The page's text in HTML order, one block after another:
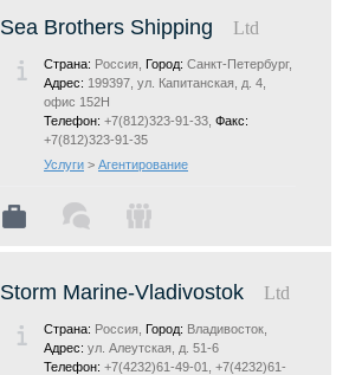
Sea Brothers Shipping Ltd
Страна: Россия, Город: Санкт-Петербург,
Адрес: 199397, ул. Капитанская, д. 4,
офис 152Н
Телефон: +7(812)323-91-33, Факс:
+7(812)323-91-35
Услуги > Агентирование
Storm Marine-Vladivostok Ltd
Страна: Россия, Город: Владивосток,
Адрес: ул. Алеутская, д. 51-6
Телефон: +7(4232)61-49-01, +7(4232)61-